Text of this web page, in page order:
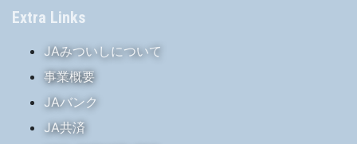
Extra Links
JAみついしについて
事業概要
JAバンク
JA共済